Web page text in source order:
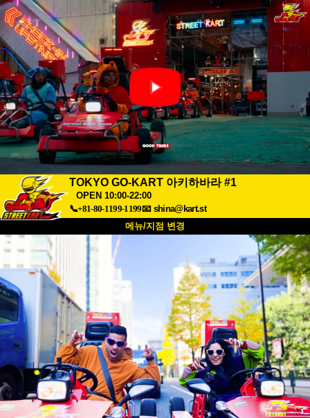
TOKYO GO-KART 아키하바라 #1
OPEN 10:00-22:00
📞+81-80-1199-1199📧 shina@kart.st
메뉴/지점 변경
소개 가격
접근성 고객 리뷰 자주 묻는 질문
회사 정보 예약
지점 변경
도쿄 시나가와 #1 도쿄 아키하바라#1
도쿄 아키하바라#2 도쿄 시부야
도쿄 시부야 애넥스 도쿄 베이